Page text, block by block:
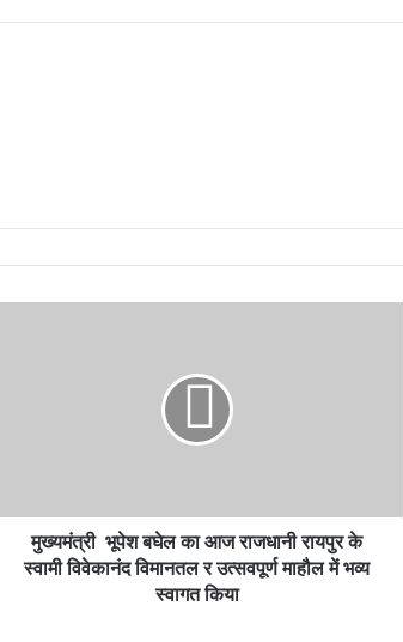
मुख्यमंत्री भूपेश बघेल का आज राजधानी रायपुर के
स्वामी विवेकानंद विमानतल र उत्सवपूर्ण माहौल में भव्य
स्वागत किया